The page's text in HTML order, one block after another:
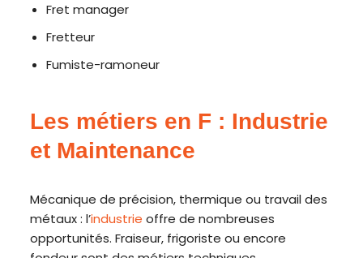
Fret manager
Fretteur
Fumiste-ramoneur
Les métiers en F : Industrie
et Maintenance
Mécanique de précision, thermique ou travail des
métaux : l’industrie offre de nombreuses
opportunités. Fraiseur, frigoriste ou encore